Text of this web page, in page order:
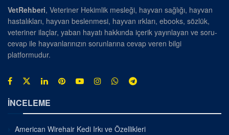
VetRehberi, Veteriner Hekimlik mesleği, hayvan sağlığı, hayvan
hastalıkları, hayvan beslenmesi, hayvan ırkları, ebooks, sözlük,
veteriner ilaçlar, yaban hayatı hakkında içerik yayınlayan ve soru-
cevap ile hayvanlarınızın sorunlarına cevap veren bilgi
platformudur.
İNCELEME
American Wirehair Kedi Irkı ve Özellikleri